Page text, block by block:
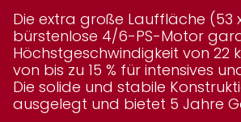
Die extra große Lauffläche (53
bürstenlose 4/6-PS-Motor
Höchstgeschwindigkeit von 22
von bis zu 15 % für intensives
Die solide und stabile
ausgelegt und bietet 5 Jahre